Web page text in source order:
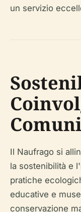
un servizio
Il Naufrago si
la sostenibilità e
pratiche
educative e
conservazione